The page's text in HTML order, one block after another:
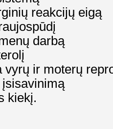
reakcijų eigą
darbą
vyrų ir moterų
kiekį.